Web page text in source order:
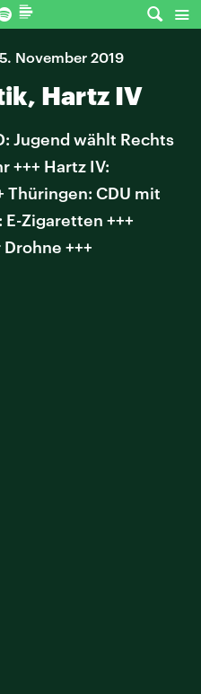
November 2019
Hartz IV
Jugend wählt Rechts
+++ Hartz IV:
Thüringen: CDU mit
Zigaretten +++
+++